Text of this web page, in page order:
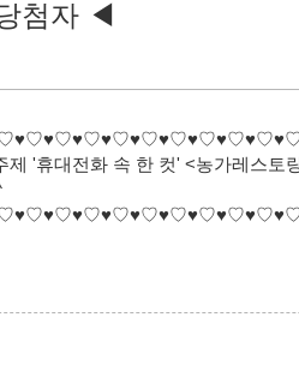
첨자 ◀
휴대전화 속 한 컷' <농가레스토